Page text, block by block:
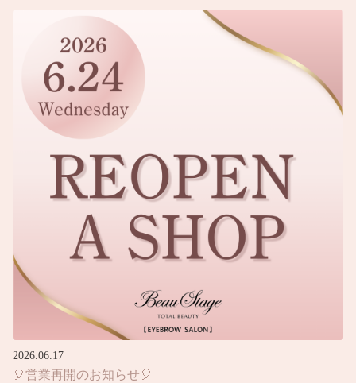
2026.06.17
🎈営業再開のお知らせ🎈